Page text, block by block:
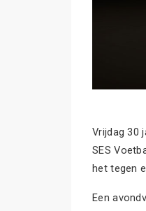
Vrijdag 30
SES
het tegen
Een